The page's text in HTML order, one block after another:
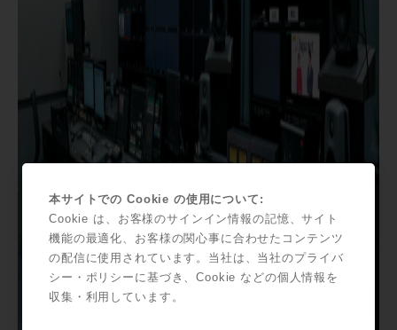
本サイトでの Cookie の使用について:
Cookie は、お客様のサインイン情報の記憶、サイト
機能の最適化、お客様の関心事に合わせたコンテンツ
の配信に使用されています。当社は、当社のプライバ
シー・ポリシーに基づき、Cookie などの個人情報を
収集・利用しています。